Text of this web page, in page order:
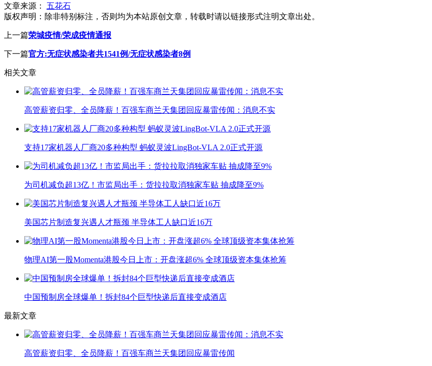
文章来源：
五花石
版权声明： 除非特别标注，否则均为本站原创文章，转载时请以链接形式注明文章出处。
上一篇荣城疫情/荣成疫情通报
下一篇官方:无症状感染者共1541例/无症状感染者8例
相关文章
高管薪资归零、全员降薪！百强车商兰天集团回应暴雷传闻：消息不实
支持17家机器人厂商20多种构型 蚂蚁灵波LingBot-VLA 2.0正式开源
为司机减负超13亿！市监局出手：货拉拉取消独家车贴 抽成降至9%
美国芯片制造复兴遇人才瓶颈 半导体工人缺口近16万
物理AI第一股Momenta港股今日上市：开盘涨超6% 全球顶级资本集体抢筹
中国预制房全球爆单！拆封84个巨型快递后直接变成酒店
最新文章
高管薪资归零、全员降薪！百强车商兰天集团回应暴雷传闻